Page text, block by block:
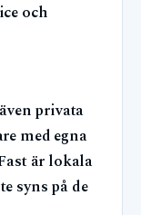
och
privata
med egna
är lokala
syns på de